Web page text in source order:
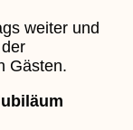
weiter und
Gästen.